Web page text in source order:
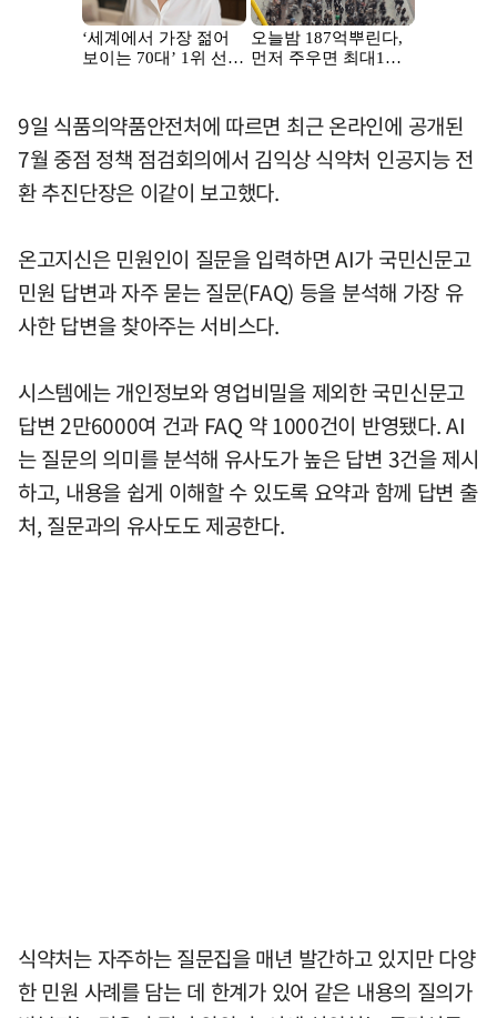
9일 식품의약품안전처에 따르면 최근 온라인에 공개된
7월 중점 정책 점검회의에서 김익상 식약처 인공지능 전
환 추진단장은 이같이 보고했다.
온고지신은 민원인이 질문을 입력하면 AI가 국민신문고
민원 답변과 자주 묻는 질문(FAQ) 등을 분석해 가장 유
사한 답변을 찾아주는 서비스다.
시스템에는 개인정보와 영업비밀을 제외한 국민신문고
답변 2만6000여 건과 FAQ 약 1000건이 반영됐다. AI
는 질문의 의미를 분석해 유사도가 높은 답변 3건을 제시
하고, 내용을 쉽게 이해할 수 있도록 요약과 함께 답변 출
처, 질문과의 유사도도 제공한다.
식약처는 자주하는 질문집을 매년 발간하고 있지만 다양
한 민원 사례를 담는 데 한계가 있어 같은 내용의 질의가